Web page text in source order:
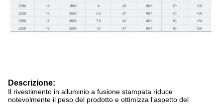
Descrizione:
Il rivestimento in alluminio a fusione stampata riduce
notevolmente il peso del prodotto e ottimizza l'aspetto del